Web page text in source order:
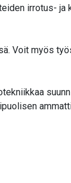
irrotus- ja
Voit myös